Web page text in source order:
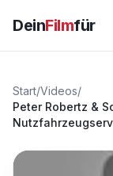
DeinFilmfür
Start/Videos/
Peter Robertz &